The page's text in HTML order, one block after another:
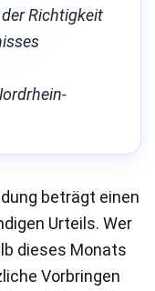
Richtigkeit
beträgt einen
Urteils. Wer
dieses Monats
Vorbringen